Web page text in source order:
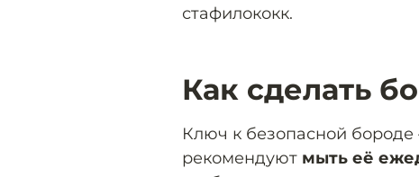
стафилококк.
Как сделать
Ключ к безопасной
рекомендуют мыть её